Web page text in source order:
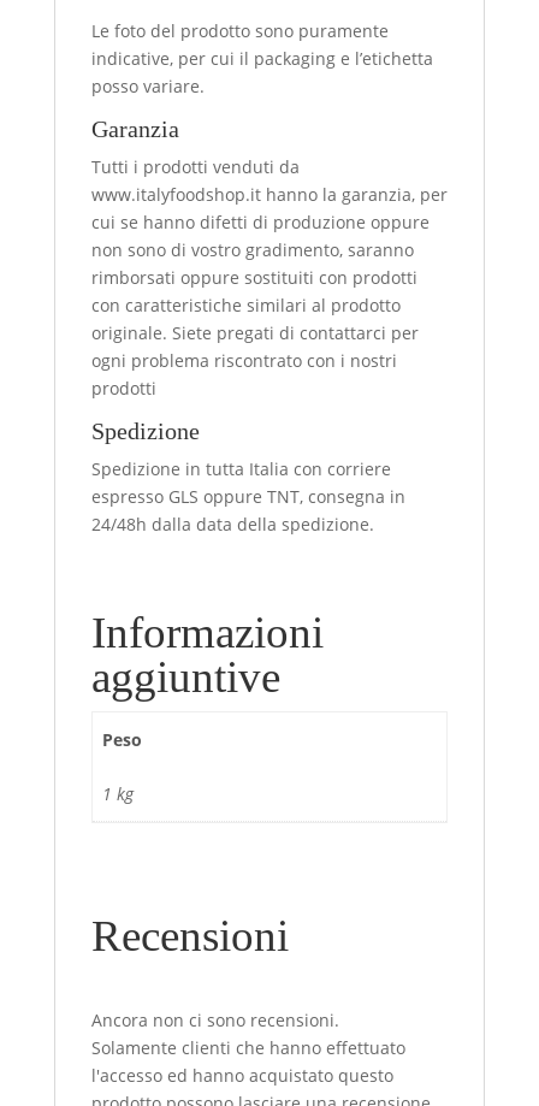
Le foto del prodotto sono puramente
indicative, per cui il packaging e l’etichetta
posso variare.
Garanzia
Tutti i prodotti venduti da
www.italyfoodshop.it hanno la garanzia, per
cui se hanno difetti di produzione oppure
non sono di vostro gradimento, saranno
rimborsati oppure sostituiti con prodotti
con caratteristiche similari al prodotto
originale. Siete pregati di contattarci per
ogni problema riscontrato con i nostri
prodotti
Spedizione
Spedizione in tutta Italia con corriere
espresso GLS oppure TNT, consegna in
24/48h dalla data della spedizione.
Informazioni
aggiuntive
Peso
1 kg
Recensioni
Ancora non ci sono recensioni.
Solamente clienti che hanno effettuato
l'accesso ed hanno acquistato questo